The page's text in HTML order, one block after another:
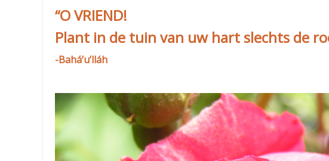
“O VRIEND!
Plant in de tuin van uw hart slechts de
-Bahá’u’lláh